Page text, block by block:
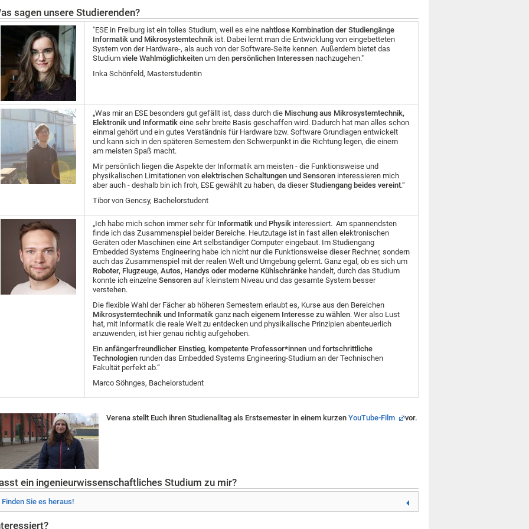
sagen unsere Studierenden?
"ESE in Freiburg ist ein tolles Studium, weil es einenahtlose Kombination der Studiengänge
Informatik und Mikrosystemtechnik ist. Dabei lernt man die Entwicklung von eingebetteten
System von der Hardware-, als auch von der Software-Seite kennen. Außerdem bietet das
Studiumviele Wahlmöglichkeiten um denpersönlichen Interessen nachzugehen."
Inka Schönfeld, Masterstudentin
„Was mir an ESE besonders gut gefällt ist, dass durch die Mischung aus Mikrosystemtechnik,
Elektronik und Informatik eine sehr breite Basis geschaffen wird. Dadurch hat man alles schon
einmal gehört und ein gutes Verständnis für Hardware bzw. Software Grundlagen entwickelt
und kann sich in den späteren Semestern den Schwerpunkt in die Richtung legen, die einem
am meisten Spaß macht.
Mir persönlich liegen die Aspekte der Informatik am meisten - die Funktionsweise und
physikalischen Limitationen vonelektrischen Schaltungen und Sensoren interessieren mich
aber auch - deshalb bin ich froh, ESE gewählt zu haben, da dieserStudiengang beides vereint.“
Tibor von Gencsy, Bachelorstudent
„Ich habe mich schon immer sehr für Informatik und Physik interessiert. Am spannendsten
finde ich das Zusammenspiel beider Bereiche. Heutzutage ist in fast allen elektronischen
Geräten oder Maschinen eine Art selbständiger Computer eingebaut. Im Studiengang
Embedded Systems Engineering habe ich nicht nur die Funktionsweise dieser Rechner, sondern
auch das Zusammenspiel mit der realen Welt und Umgebung gelernt. Ganz egal, ob es sich um
Roboter, Flugzeuge, Autos, Handys oder moderne Kühlschränke handelt, durch das Studium
konnte ich einzelneSensoren auf kleinstem Niveau und das gesamte System besser
verstehen.
Die flexible Wahl der Fächer ab höheren Semestern erlaubt es, Kurse aus den Bereichen
Mikrosystemtechnik und Informatik ganznach eigenem Interesse zu wählen. Wer also Lust
hat, mit Informatik die reale Welt zu entdecken und physikalische Prinzipien abenteuerlich
anzuwenden, ist hier genau richtig aufgehoben.
Einanfängerfreundlicher Einstieg, kompetente Professor*innen undfortschrittliche
Technologien runden das Embedded Systems Engineering-Studium an der Technischen
Fakultät perfekt ab.“
Marco Söhnges, Bachelorstudent
Verena stellt Euch ihren Studienalltag als Erstsemester in einem kurzenYouTube-Film vor.
ein ingenieurwissenschaftliches Studium zu mir?
Finden Sie es heraus!